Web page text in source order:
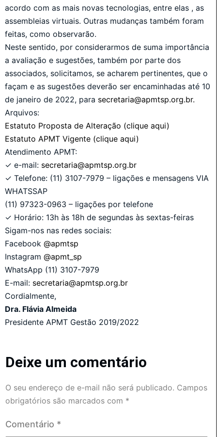
acordo com as mais novas tecnologias, entre elas , as
assembleias virtuais. Outras mudanças também foram
feitas, como observarão.
Neste sentido, por considerarmos de suma importância
a avaliação e sugestões, também por parte dos
associados, solicitamos, se acharem pertinentes, que o
façam e as sugestões deverão ser encaminhadas até 10
de janeiro de 2022, para secretaria@apmtsp.org.br.
Arquivos:
Estatuto Proposta de Alteração (clique aqui)
Estatuto APMT Vigente (clique aqui)
Atendimento APMT:
✓ e-mail: secretaria@apmtsp.org.br
✓ Telefone: (11) 3107-7979 – ligações e mensagens VIA
WHATSSAP
(11) 97323-0963 – ligações por telefone
✓ Horário: 13h às 18h de segundas às sextas-feiras
Sigam-nos nas redes sociais:
Facebook @apmtsp
Instagram @apmt_sp
WhatsApp (11) 3107-7979
E-mail: secretaria@apmtsp.org.br
Cordialmente,
Dra. Flávia Almeida
Presidente APMT Gestão 2019/2022
Deixe um comentário
O seu endereço de e-mail não será publicado. Campos
obrigatórios são marcados com *
Comentário *